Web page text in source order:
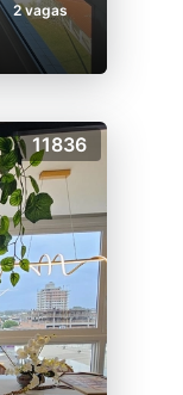
2 vagas
11836